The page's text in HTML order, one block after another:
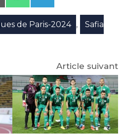
on
WhatsApp
on
Telegram
de Paris-2024 ,
Safia
Article suivant